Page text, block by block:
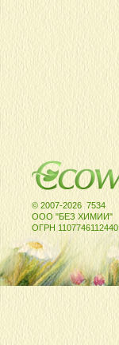
© 2007-2026 7534
ООО "БЕЗ ХИМИИ"
ОГРН 1107746112440